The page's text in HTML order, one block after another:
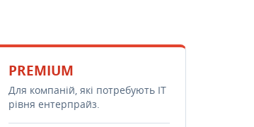
PREMIUM
Для компаній, які потребують ІТ
рівня ентерпрайз.